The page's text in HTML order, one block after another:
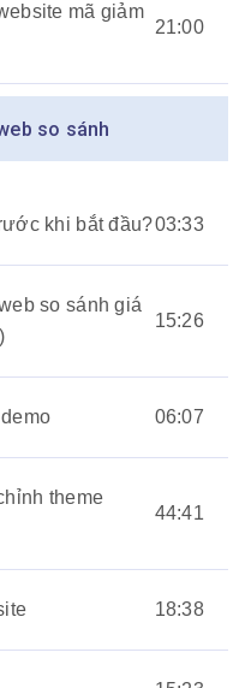
mã giảm
21:00
so sánh
khi bắt đầu?03:33
so sánh giá
15:26
06:07
theme
44:41
18:38